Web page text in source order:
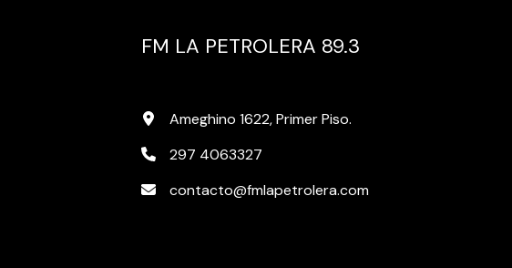
FM LA PETROLERA 89.3
Ameghino 1622, Primer Piso.
297 4063327
contacto@fmlapetrolera.com